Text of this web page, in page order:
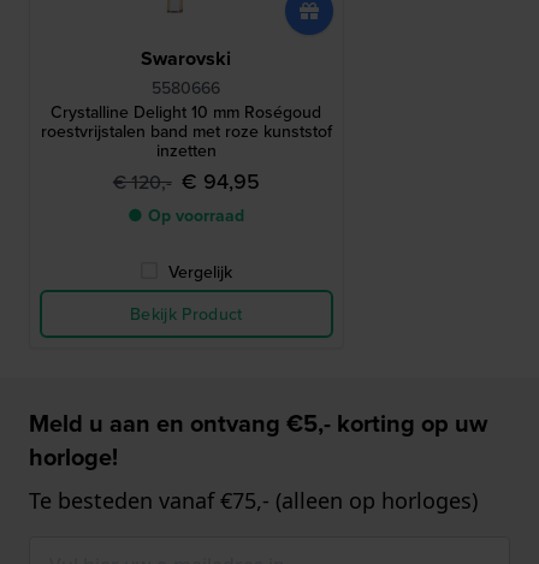
Swarovski
5580666
Crystalline Delight 10 mm Roségoud
roestvrijstalen band met roze kunststof
inzetten
€ 120,- € 94,95
● Op voorraad
Vergelijk
Bekijk Product
Meld u aan en ontvang €5,- korting op uw
horloge!
Te besteden vanaf €75,- (alleen op horloges)